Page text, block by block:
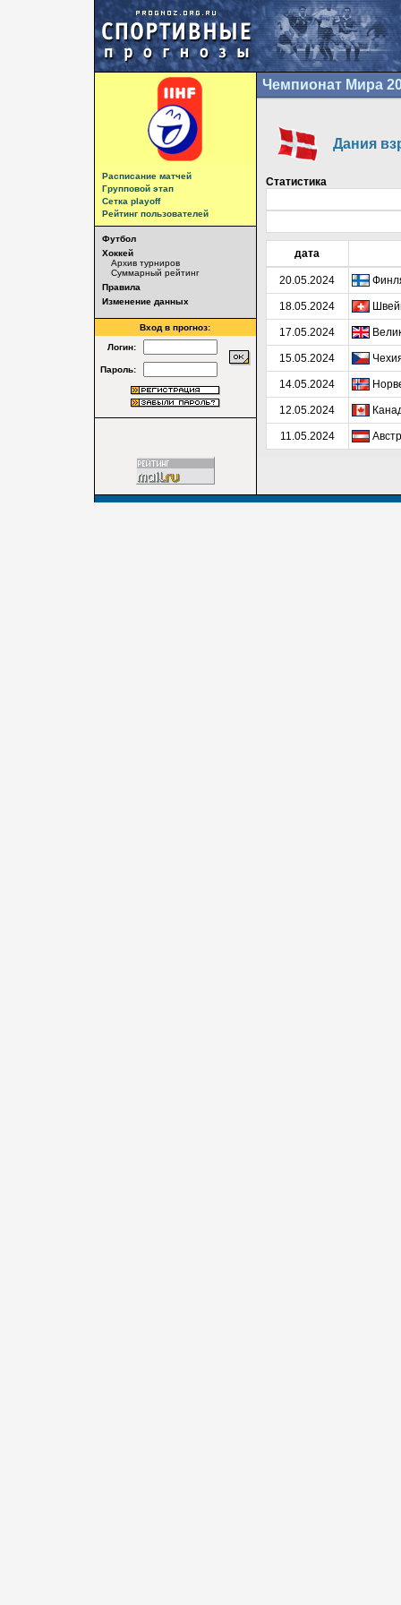
Расписание матчей
Групповой этап
Сетка playoff
Рейтинг пользователей
Футбол
Хоккей
Архив турниров
Суммарный рейтинг
Правила
Изменение данных
Вход в прогноз:
Логин:
Пароль:
Чемпионат Мира
Дания
Статистика
дата
20.05.2024
18.05.2024
17.05.2024
15.05.2024
14.05.2024
12.05.2024
11.05.2024